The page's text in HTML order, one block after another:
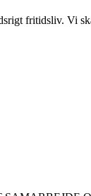
fritidsliv. Vi